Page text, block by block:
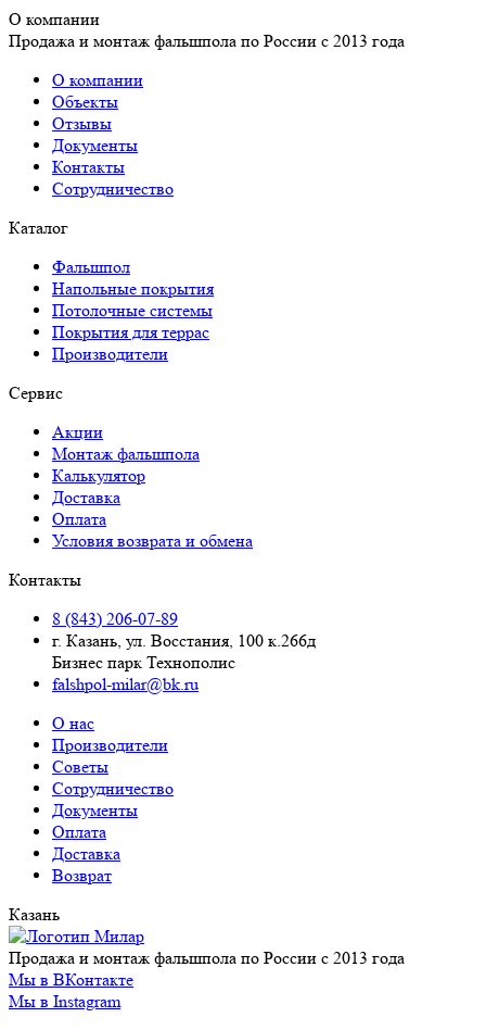
О компании
Продажа и монтаж фальшпола по России с 2013 года
О компании
Объекты
Отзывы
Документы
Контакты
Сотрудничество
Каталог
Фальшпол
Напольные покрытия
Потолочные системы
Покрытия для террас
Производители
Сервис
Акции
Монтаж фальшпола
Калькулятор
Доставка
Оплата
Условия возврата и обмена
Контакты
8 (843) 206-07-89
г. Казань, ул. Восстания, 100 к.266д
Бизнес парк Технополис
falshpol-milar@bk.ru
О нас
Производители
Советы
Сотрудничество
Документы
Оплата
Доставка
Возврат
Казань
Продажа и монтаж фальшпола по России с 2013 года
Мы в ВКонтакте
Мы в Instagram